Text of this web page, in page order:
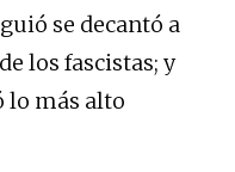
se decantó a
los fascistas; y
lo más alto